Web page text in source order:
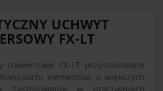
UCHWYT
FX-LT
trawersowe FX-LT przystosowane
elementów o większych